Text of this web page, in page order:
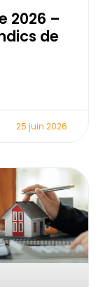
2026 –
de
25 juin 2026